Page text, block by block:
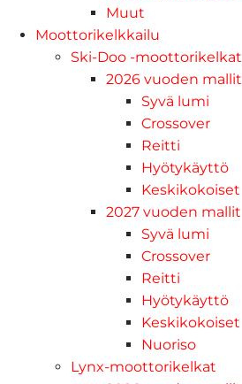
Muut
Moottorikelkkailu
Ski-Doo -moottorikelkat
2026 vuoden mallit
Syvä lumi
Crossover
Reitti
Hyötykäyttö
Keskikokoiset
2027 vuoden mallit
Syvä lumi
Crossover
Reitti
Hyötykäyttö
Keskikokoiset
Nuoriso
Lynx-moottorikelkat